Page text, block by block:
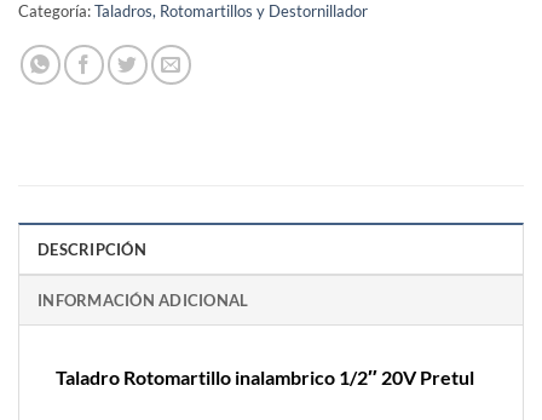
Categoría:Taladros, Rotomartillos y Destornillador
DESCRIPCIÓN
INFORMACIÓN ADICIONAL
Taladro Rotomartillo inalambrico 1/2″ 20V Pretul